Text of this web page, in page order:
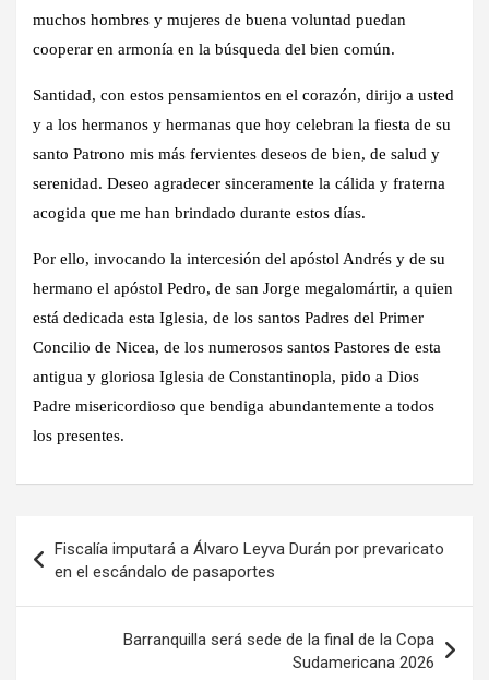
muchos hombres y mujeres de buena voluntad puedan
cooperar en armonía en la búsqueda del bien común.
Santidad, con estos pensamientos en el corazón, dirijo a usted
y a los hermanos y hermanas que hoy celebran la fiesta de su
santo Patrono mis más fervientes deseos de bien, de salud y
serenidad. Deseo agradecer sinceramente la cálida y fraterna
acogida que me han brindado durante estos días.
Por ello, invocando la intercesión del apóstol Andrés y de su
hermano el apóstol Pedro, de san Jorge megalomártir, a quien
está dedicada esta Iglesia, de los santos Padres del Primer
Concilio de Nicea, de los numerosos santos Pastores de esta
antigua y gloriosa Iglesia de Constantinopla, pido a Dios
Padre misericordioso que bendiga abundantemente a todos
los presentes.
de
entradas
Fiscalía imputará a Álvaro Leyva Durán por prevaricato
en el escándalo de pasaportes
Barranquilla será sede de la final de la Copa
Sudamericana 2026